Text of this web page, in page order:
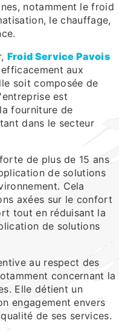
notamment le froid
le chauffage,
Froid Service Pavois
aux
soit composée de
est
fourniture de
dans le secteur
de plus de 15 ans
de solutions
Cela
axées sur le confort
tout en réduisant la
de solutions
au respect des
concernant la
Elle détient un
engagement envers
de ses services.